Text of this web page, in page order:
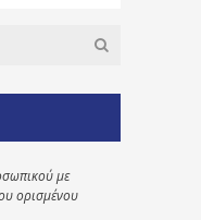
με
ορισμένου